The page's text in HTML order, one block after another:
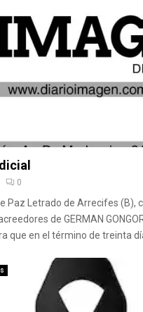
0
Paz Letrado de Arrecifes (B),
de GERMAN
que en el término de treinta